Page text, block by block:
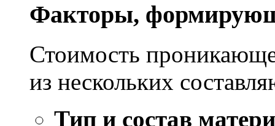
Факторы,
Стоимость
из нескольких
Тип и состав